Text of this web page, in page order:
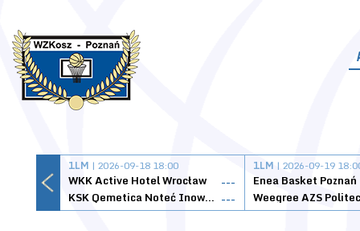
1LM | 2026-09-18 18:00
WKK Active Hotel Wrocław
---
KSK Qemetica Noteć Inowrocław ---
1LM | 2026-09-19
Enea Basket Poznań